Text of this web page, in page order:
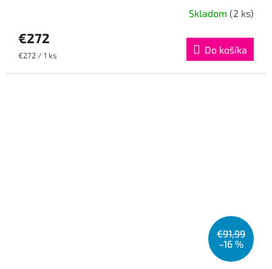
Skladom (2 ks)
€272
Jednotková
€272 / 1 ks Do košíka
€91,99
–16 %